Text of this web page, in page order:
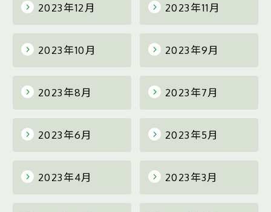
2023年12月 2023年11月
2023年10月 2023年9月
2023年8月 2023年7月
2023年6月 2023年5月
2023年4月 2023年3月